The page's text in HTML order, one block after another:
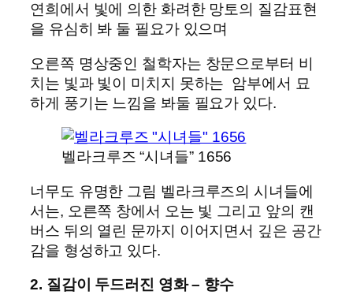
연희에서 빛에 의한 화려한 망토의 질감표현
을 유심히 봐 둘 필요가 있으며
오른쪽 명상중인 철학자는 창문으로부터 비
치는 빛과 빛이 미치지 못하는 암부에서 묘
하게 풍기는 느낌을 봐둘 필요가 있다.
벨라크루즈 “시녀들” 1656
너무도 유명한 그림 벨라크루즈의 시녀들에
서는, 오른쪽 창에서 오는 빛 그리고 앞의 캔
버스 뒤의 열린 문까지 이어지면서 깊은 공간
감을 형성하고 있다.
2. 질감이 두드러진 영화 – 향수